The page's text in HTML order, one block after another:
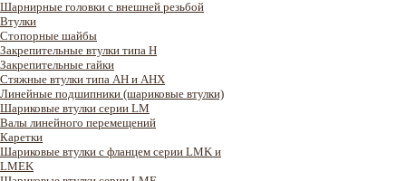
Шарнирные головки с внешней резьбой
Втулки
Стопорные шайбы
Закрепительные втулки типа H
Закрепительные гайки
Стяжные втулки типа AH и AHX
Линейные подшипники (шариковые втулки)
Шариковые втулки серии LM
Валы линейного перемещений
Каретки
Шариковые втулки с фланцем серии LMK и
LMEK